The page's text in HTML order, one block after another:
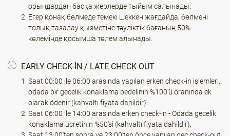
орындардан басқа жерлерде тыйым салынады.
Егер қонақ бөлмеде темекі шеккен жағдайда, бөлмені
толық тазалау қызметіне тәуліктік бағаның 50%
көлемінде қосымша төлем алынады.
EARLY CHECK-IN / LATE CHECK-OUT
Saat 00:00 ile 06:00 arasında yapılan erken check-in işlemleri,
odada bir gecelik konaklama bedelinin %100'ü oranında ek
olarak ödenir (kahvaltı fiyata dahildir).
Saat 06:00 ile 14:00 arasında erken check-in - Odada gecelik
konaklama ücretinin %50'si (kahvaltı fiyata dahildir).